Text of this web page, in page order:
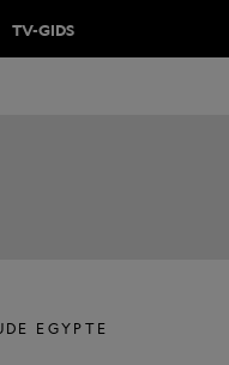
TV-GIDS
EGYPTE